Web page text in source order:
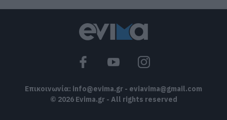
Πανικός σε λιμάνι της Εύβοιας με
Επικοινωνία: info@evima.gr - eviavima@gmail.com
© 2026 Evima.gr - All rights reserved